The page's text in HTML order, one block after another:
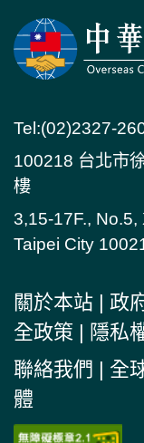
Tel:(02)2327-
100218 台北市
樓
3,15-17F.,
Taipei City
關於本站 | 政
全政策 | 隱私
聯絡我們 | 全
體